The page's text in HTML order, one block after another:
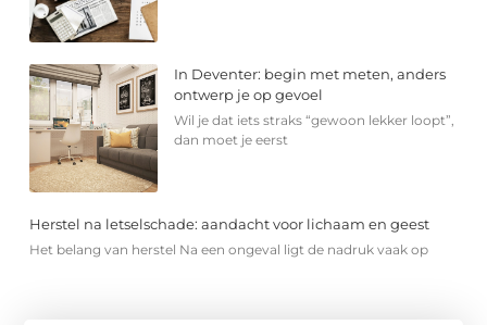
In Deventer: begin met meten, anders
ontwerp je op gevoel
Wil je dat iets straks “gewoon lekker loopt”,
dan moet je eerst
Herstel na letselschade: aandacht voor lichaam en geest
Het belang van herstel Na een ongeval ligt de nadruk vaak op